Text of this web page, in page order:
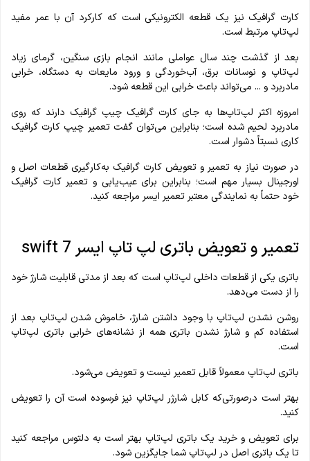
کارت گرافیک نیز یک قطعه الکترونیکی است که کارکرد آن با عمر مفید
لپ‌تاپ مرتبط است.
بعد از گذشت چند سال عواملی مانند انجام بازی سنگین، گرمای زیاد
لپ‌تاپ و نوسانات برق، آب‌خوردگی و ورود مایعات به دستگاه، خرابی
مادربرد و ... می‌تواند باعث خرابی این قطعه شود.
امروزه اکثر لپ‌تاپ‌ها به‌ جای کارت گرافیک چیپ گرافیک دارند که روی
مادربرد لحیم شده است؛ بنابراین می‌توان گفت تعمیر چیپ کارت گرافیک
کاری نسبتاً دشوار است.
در صورت نیاز به تعمیر و تعویض کارت گرافیک به‌کارگیری قطعات اصل و
اورجینال بسیار مهم است؛ بنابراین برای عیب‌یابی و تعمیر کارت گرافیک
خود حتماً به نمایندگی معتبر تعمیر ایسر مراجعه کنید.
تعمیر و تعویض باتری لپ تاپ ایسر swift 7
باتری یکی از قطعات داخلی لپ‌تاپ است که بعد از مدتی قابلیت شارژ خود
را از دست می‌دهد.
روشن نشدن لپ‌تاپ با وجود داشتن شارژ، خاموش شدن لپ‌تاپ بعد از
استفاده کم و شارژ نشدن باتری همه از نشانه‌های خرابی باتری لپ‌تاپ
است.
باتری لپ‌تاپ معمولاً قابل تعمیر نیست و تعویض می‌شود.
بهتر است درصورتی‌که کابل شارژر لپ‌تاپ نیز فرسوده است آن را تعویض
کنید.
برای تعویض و خرید یک باتری لپ‌تاپ بهتر است به دلتوس مراجعه کنید
تا یک باتری اصل در لپ‌تاپ شما جایگزین شود.